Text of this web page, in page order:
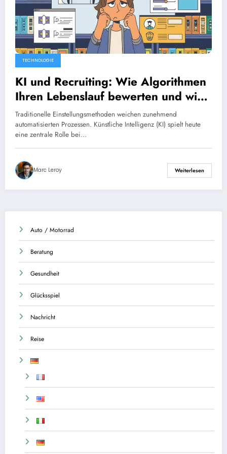
TECHNOLOGIE
KI und Recruiting: Wie Algorithmen
Ihren Lebenslauf bewerten und wie
Sie sie beeindrucken können.
Traditionelle Einstellungsmethoden weichen zunehmend
automatisierten Prozessen. Künstliche Intelligenz (KI) spielt heute
eine zentrale Rolle bei…
Marc Leroy Weiterlesen
Auto / Motorrad
Beratung
Gesundheit
Glücksspiel
Nachricht
Reise